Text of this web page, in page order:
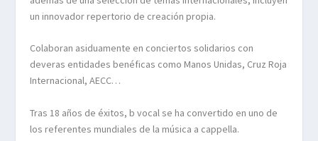
un innovador repertorio de creación propia.
Colaboran asiduamente en conciertos solidarios con
deveras entidades benéficas como Manos Unidas, Cruz Roja
Internacional, AECC…
Tras 18 años de éxitos, b vocal se ha convertido en uno de
los referentes mundiales de la música a cappella.